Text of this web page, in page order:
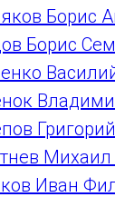
Борис
Борис
Михаил
Иван